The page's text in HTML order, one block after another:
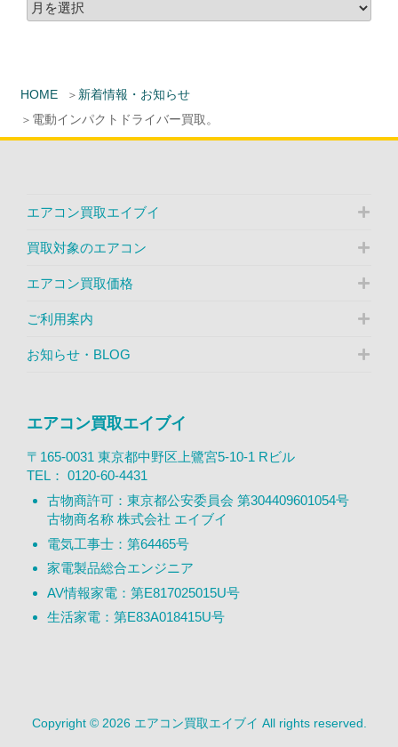
HOME
新着情報・お知らせ
電動インパクトドライバー買取。
エアコン買取エイブイ
買取対象のエアコン
エアコン買取価格
ご利用案内
お知らせ・BLOG
エアコン買取エイブイ
〒165-0031 東京都中野区上鷺宮5-10-1 Rビル
TEL： 0120-60-4431
古物商許可：東京都公安委員会 第304409601054号
古物商名称 株式会社 エイブイ
電気工事士：第64465号
家電製品総合エンジニア
AV情報家電：第E817025015U号
生活家電：第E83A018415U号
Copyright © 2026 エアコン買取エイブイ All rights reserved.